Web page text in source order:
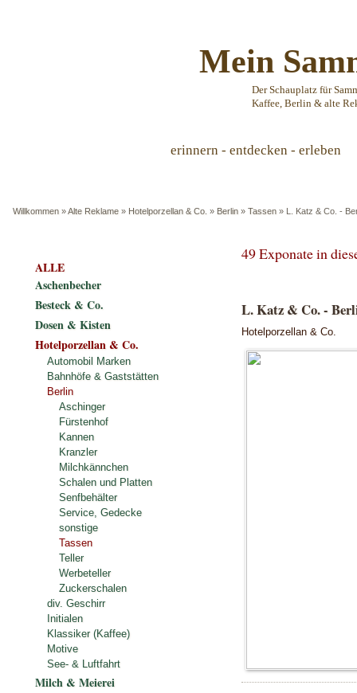
Mein
Der Schauplatz für
Kaffee, Berlin & alte
erinnern - entdecken - erleben
Willkommen »Alte Reklame » Hotelporzellan & Co. » Berlin » Tassen » L. Katz & Co. -
49 Exponate in
L. Katz & Co. -
Hotelporzellan & Co.
ALLE
Aschenbecher
Besteck & Co.
Dosen & Kisten
Hotelporzellan & Co.
Automobil Marken
Bahnhöfe & Gaststätten
Berlin
Aschinger
Fürstenhof
Kannen
Kranzler
Milchkännchen
Schalen und Platten
Senfbehälter
Service, Gedecke
sonstige
Tassen
Teller
Werbeteller
Zuckerschalen
div. Geschirr
Initialen
Klassiker (Kaffee)
Motive
See- & Luftfahrt
Milch & Meierei